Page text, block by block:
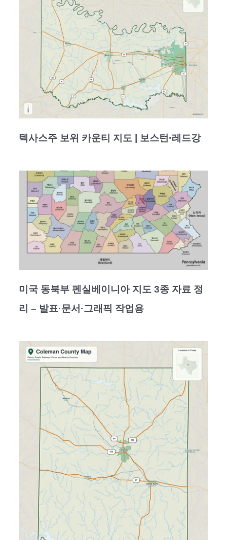
텍사스주 보위 카운티 지도 | 보스턴·레드강
미국 동북부 펜실베이니아 지도 3종 자료 정
리 – 발표·문서·그래픽 작업용